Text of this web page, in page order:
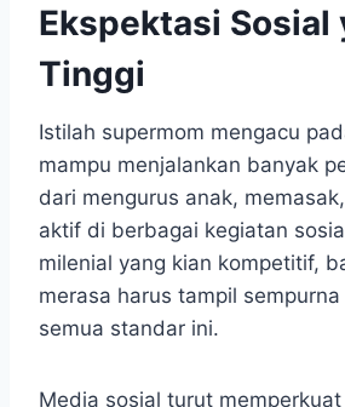
Ekspektasi Sosial
Tinggi
Istilah supermom mengacu
mampu menjalankan banyak
dari mengurus anak,
aktif di berbagai kegiatan
milenial yang kian kompetitif,
merasa harus tampil
semua standar ini.
Media sosial turut